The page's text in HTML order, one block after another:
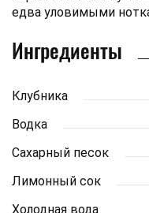
едва уловимыми
Ингредиенты
Клубника
Водка
Сахарный песок
Лимонный сок
Холодная вода